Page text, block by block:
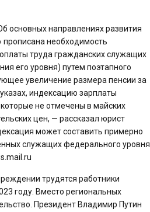
основных направлениях развития
необходимость
труда гражданских служащих
его уровня) путем поэтапного
увеличение размера пенсии за
индексацию зарплаты
не отмечены в майских
цен, — рассказал юрист
может составить примерно
служащих федерального уровня
трудятся работники
году. Вместо региональных
Президент Владимир Путин